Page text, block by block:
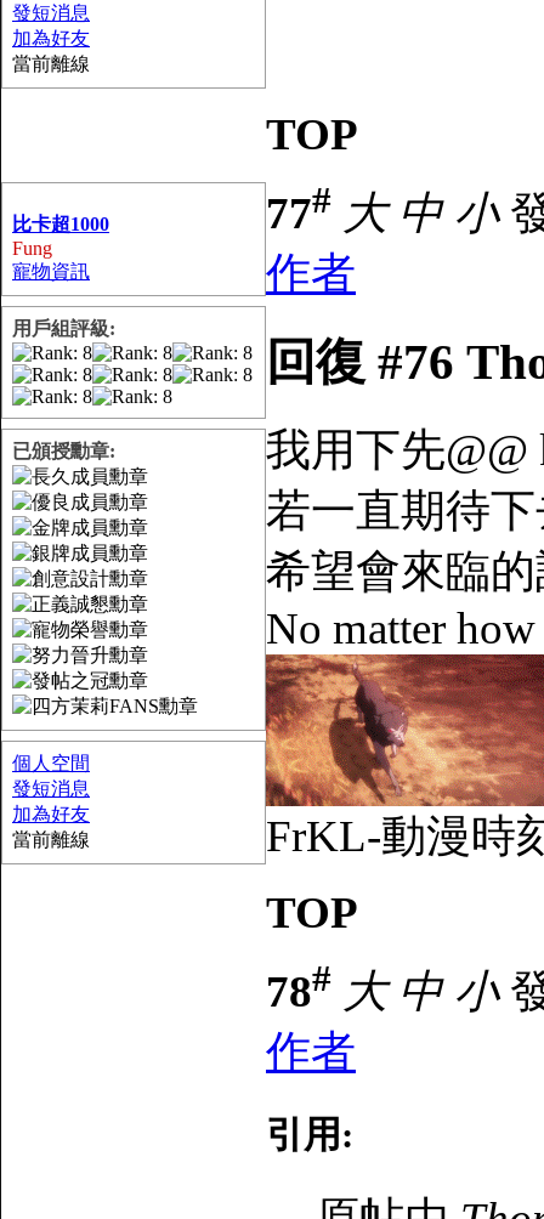
發短消息
加為好友
當前離線
TOP
比卡超1000
Fung
寵物資訊
用戶組評級:
已頒授勳章:
個人空間
發短消息
加為好友
當前離線
77# 大 中 小
作者
回復 #76
我用下先@@
若一直期待
希望會來臨
No matter
FrKL-動漫時
TOP
78# 大 中 小
作者
引用: